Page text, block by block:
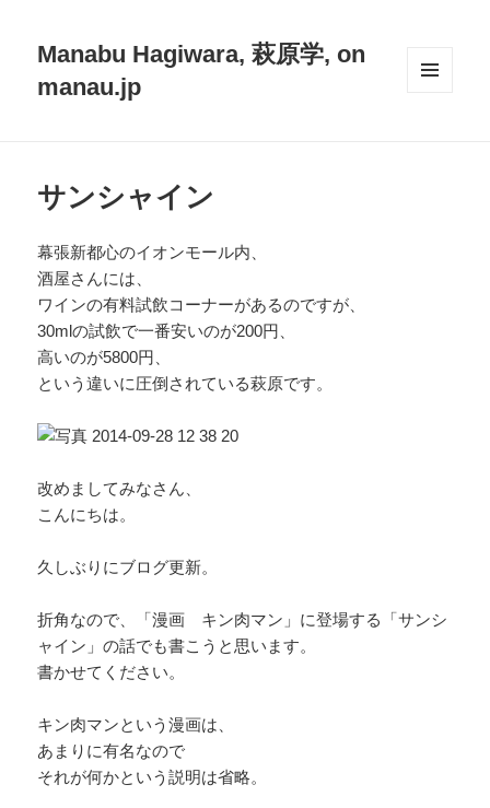
Manabu Hagiwara, 萩原学, on
manau.jp
サンシャイン
幕張新都心のイオンモール内、
酒屋さんには、
ワインの有料試飲コーナーがあるのですが、
30mlの試飲で一番安いのが200円、
高いのが5800円、
という違いに圧倒されている萩原です。
改めましてみなさん、
こんにちは。
久しぶりにブログ更新。
折角なので、「漫画 キン肉マン」に登場する「サンシ
ャイン」の話でも書こうと思います。
書かせてください。
キン肉マンという漫画は、
あまりに有名なので
それが何かという説明は省略。